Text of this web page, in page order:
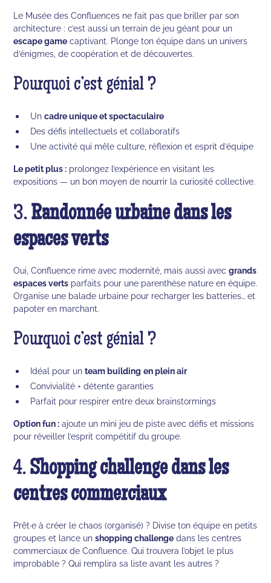
Le Musée des Confluences ne fait pas que briller par son
architecture : c’est aussi un terrain de jeu géant pour un
escape game captivant. Plonge ton équipe dans un univers
d’énigmes, de coopération et de découvertes.
Pourquoi c’est génial ?
Uncadre unique et spectaculaire
Des défis intellectuels et collaboratifs
Une activité qui mêle culture, réflexion et esprit d’équipe
Le petit plus : prolongez l’expérience en visitant les
expositions — un bon moyen de nourrir la curiosité collective.
3.Randonnée urbaine dans les
espaces verts
Oui, Confluence rime avec modernité, mais aussi avecgrands
espaces verts parfaits pour une parenthèse nature en équipe.
Organise une balade urbaine pour recharger les batteries… et
papoter en marchant.
Pourquoi c’est génial ?
Idéal pour unteam building en plein air
Convivialité + détente garanties
Parfait pour respirer entre deux brainstormings
Option fun : ajoute un mini jeu de piste avec défis et missions
pour réveiller l’esprit compétitif du groupe.
4.Shopping challenge dans les
centres commerciaux
Prêt·e à créer le chaos (organisé) ? Divise ton équipe en petits
groupes et lance unshopping challenge dans les centres
commerciaux de Confluence. Qui trouvera l’objet le plus
improbable ? Qui remplira sa liste avant les autres ?